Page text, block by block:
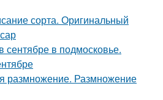
сорта. Оригинальный
сентябре в подмосковье.
размножение. Размножение